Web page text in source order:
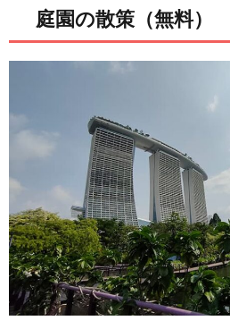
庭園の散策（無料）